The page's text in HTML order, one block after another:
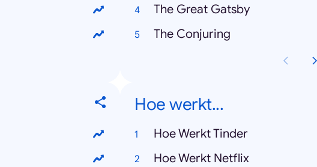
The Great Gatsby
The Conjuring
Hoe werkt...
Hoe Werkt Tinder
Hoe Werkt Netflix